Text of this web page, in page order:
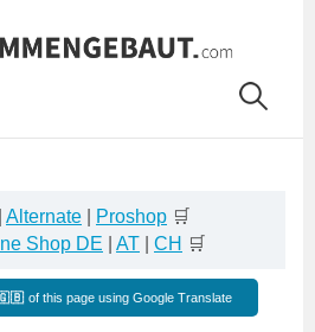
Alternate Proshop 🛒
Shop DE AT CH 🛒
🇬🇧 of this page using Google Translate